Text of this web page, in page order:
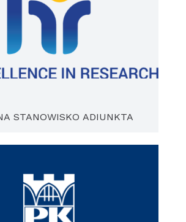
STANOWISKO ADIUNKTA